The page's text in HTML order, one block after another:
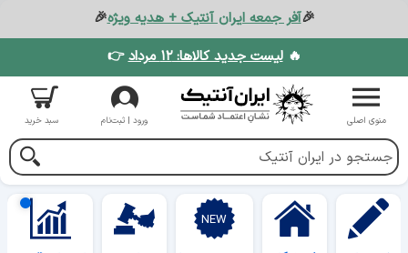
🎉آفر جمعه ایران آنتیک + هدیه ویژه🎉
🔥لیست جدید کالاها: ۱۲ مرداد 👉
منوی اصلی ورود | ثبت‌نام سبد خرید